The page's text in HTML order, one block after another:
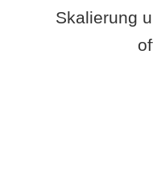
Skalierung